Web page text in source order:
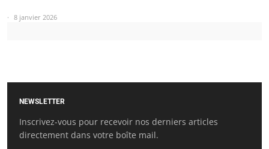
8 janvier 2026
NEWSLETTER
Inscrivez-vous pour recevoir nos derniers articles
directement dans votre boîte mail.